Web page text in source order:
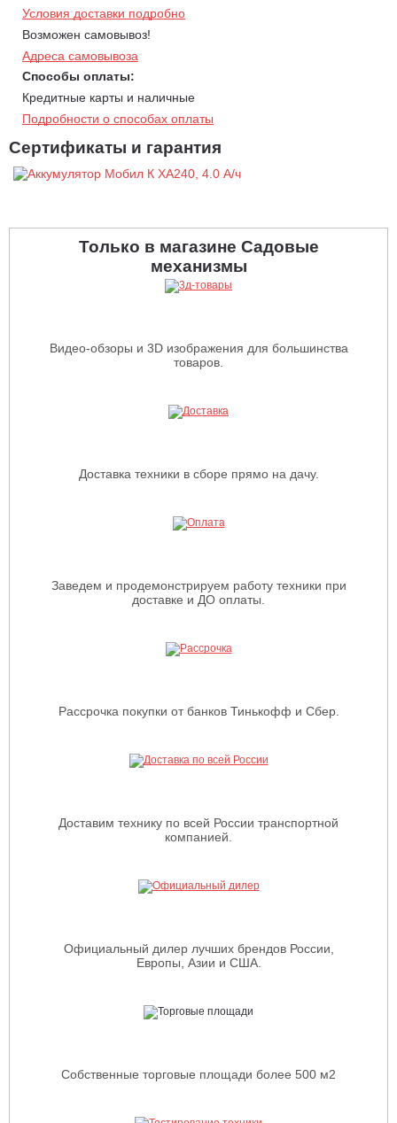
Условия доставки подробно
Возможен самовывоз!
Адреса самовывоза
Способы оплаты:
Кредитные карты и наличные
Подробности о способах оплаты
Сертификаты и гарантия
Только в магазине Садовые
механизмы
Видео-обзоры и 3D изображения для большинства
товаров.
Доставка техники в сборе прямо на дачу.
Заведем и продемонстрируем работу техники при
доставке и ДО оплаты.
Рассрочка покупки от банков Тинькофф и Сбер.
Доставим технику по всей России транспортной
компанией.
Официальный дилер лучших брендов России,
Европы, Азии и США.
Собственные торговые площади более 500 м2